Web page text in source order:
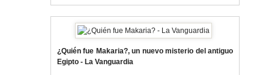
¿Quién fue Makaria?, un nuevo misterio del antiguo
Egipto - La Vanguardia